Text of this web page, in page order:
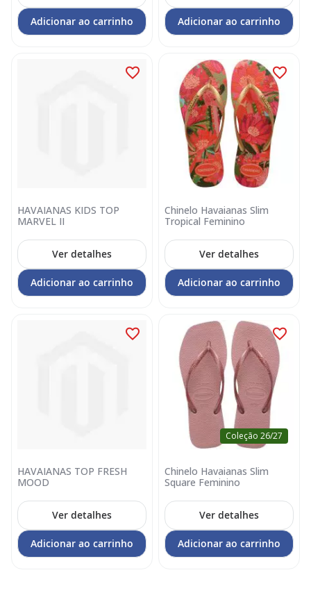
Adicionar ao carrinho Adicionar ao carrinho
HAVAIANAS KIDS TOP
MARVEL II
Ver detalhes
Adicionar ao carrinho
Chinelo Havaianas Slim
Tropical Feminino
Ver detalhes
Adicionar ao carrinho
HAVAIANAS TOP FRESH
MOOD
Ver detalhes
Adicionar ao carrinho
Coleção 26/27
Chinelo Havaianas Slim
Square Feminino
Ver detalhes
Adicionar ao carrinho